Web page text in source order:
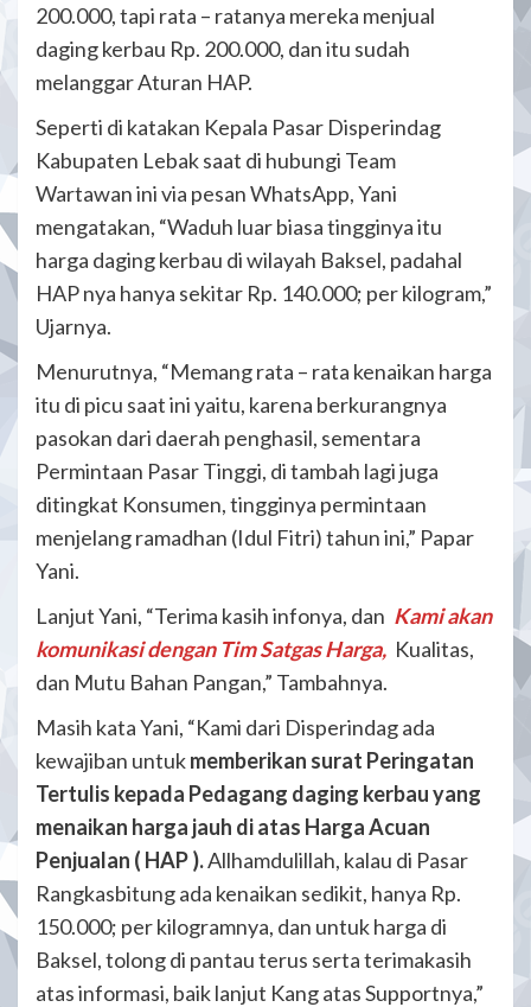
200.000, tapi rata – ratanya mereka menjual
daging kerbau Rp. 200.000, dan itu sudah
melanggar Aturan HAP.
Seperti di katakan Kepala Pasar Disperindag
Kabupaten Lebak saat di hubungi Team
Wartawan ini via pesan WhatsApp, Yani
mengatakan, “Waduh luar biasa tingginya itu
harga daging kerbau di wilayah Baksel, padahal
HAP nya hanya sekitar Rp. 140.000; per kilogram,”
Ujarnya.
Menurutnya, “Memang rata – rata kenaikan harga
itu di picu saat ini yaitu, karena berkurangnya
pasokan dari daerah penghasil, sementara
Permintaan Pasar Tinggi, di tambah lagi juga
ditingkat Konsumen, tingginya permintaan
menjelang ramadhan (Idul Fitri) tahun ini,” Papar
Yani.
Lanjut Yani, “Terima kasih infonya, dan Kami akan
komunikasi dengan Tim Satgas Harga, Kualitas,
dan Mutu Bahan Pangan,” Tambahnya.
Masih kata Yani, “Kami dari Disperindag ada
kewajiban untukmemberikan surat Peringatan
Tertulis kepada Pedagang daging kerbau yang
menaikan harga jauh di atas Harga Acuan
Penjualan ( HAP ).Allhamdulillah, kalau di Pasar
Rangkasbitung ada kenaikan sedikit, hanya Rp.
150.000; per kilogramnya, dan untuk harga di
Baksel, tolong di pantau terus serta terimakasih
atas informasi, baik lanjut Kang atas Supportnya,”